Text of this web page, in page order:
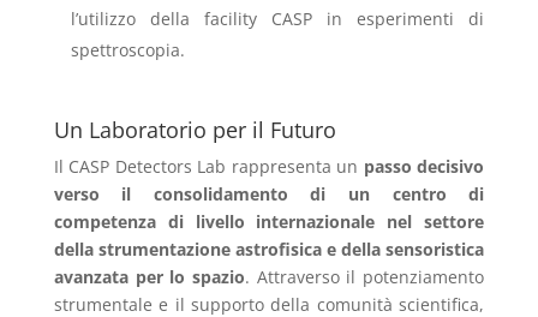
l’utilizzo della facility CASP in esperimenti di
spettroscopia.
Un Laboratorio per il Futuro
Il CASP Detectors Lab rappresenta un passo decisivo
verso il consolidamento di un centro di
competenza di livello internazionale nel settore
della strumentazione astrofisica e della sensoristica
avanzata per lo spazio. Attraverso il potenziamento
strumentale e il supporto della comunità scientifica,